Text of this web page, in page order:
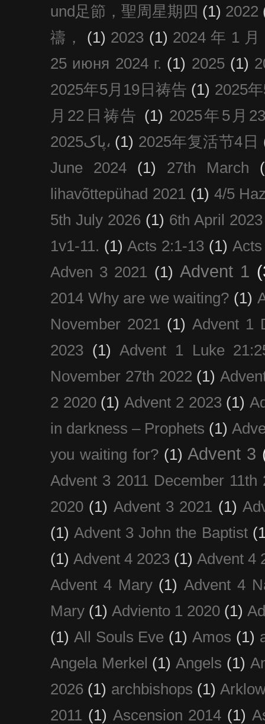
und足節，聖周星期四 (1) 2022
禱，
(1) 2023 (1) 2024 年 1
25 июня 2024 г. (1) 2025 (1)
2025年5月19日祷告 (1) 2025
月22日祷告 (1) 2025年5月
پاک2025، (1) 2025年复活节4日
June 2024
(1) 27th March
lihavõttepühad 2021 (1) 4/5
5th July 2026 (1) 6th April 2023
1v1-11. (1) Acts 2:1-13 (1)
Adven 3 2021 (1) Advent 1
2014 Why are we waiting? (1)
November 2021 (1) Advent 1
2023 (1) Advent 1 Luke
November 27th 2022 (1)
2 2020 (1) Advent 2 2023 (1)
in darkness – Prophets (1)
you waiting for? (1) Advent 3
Advent 3 2011 December 11th
2020 (1) Advent 3 2021 (1)
(1) Advent 3 John the Baptist
(1) Advent 4 2023 (1) Advent 4
Advent 4 Mary (1) Advent 4
Mary (1) Adviento 1 2020 (1)
(1) All Souls Eve (1) Amos (1)
Angela Merkel (1) Angels (1)
2026 (1) archbishops (1)
2011 (1) Ascension 2014 (1)